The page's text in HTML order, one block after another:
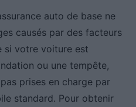
auto de base ne
causés par des facteurs
si votre voiture est
ou une tempête,
prises en charge par
standard. Pour obtenir